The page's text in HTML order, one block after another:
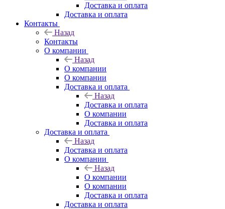
Доставка и оплата
Доставка и оплата
Контакты
Назад
Контакты
О компании
Назад
О компании
О компании
Доставка и оплата
Назад
Доставка и оплата
О компании
Доставка и оплата
Доставка и оплата
Назад
Доставка и оплата
О компании
Назад
О компании
О компании
Доставка и оплата
Доставка и оплата